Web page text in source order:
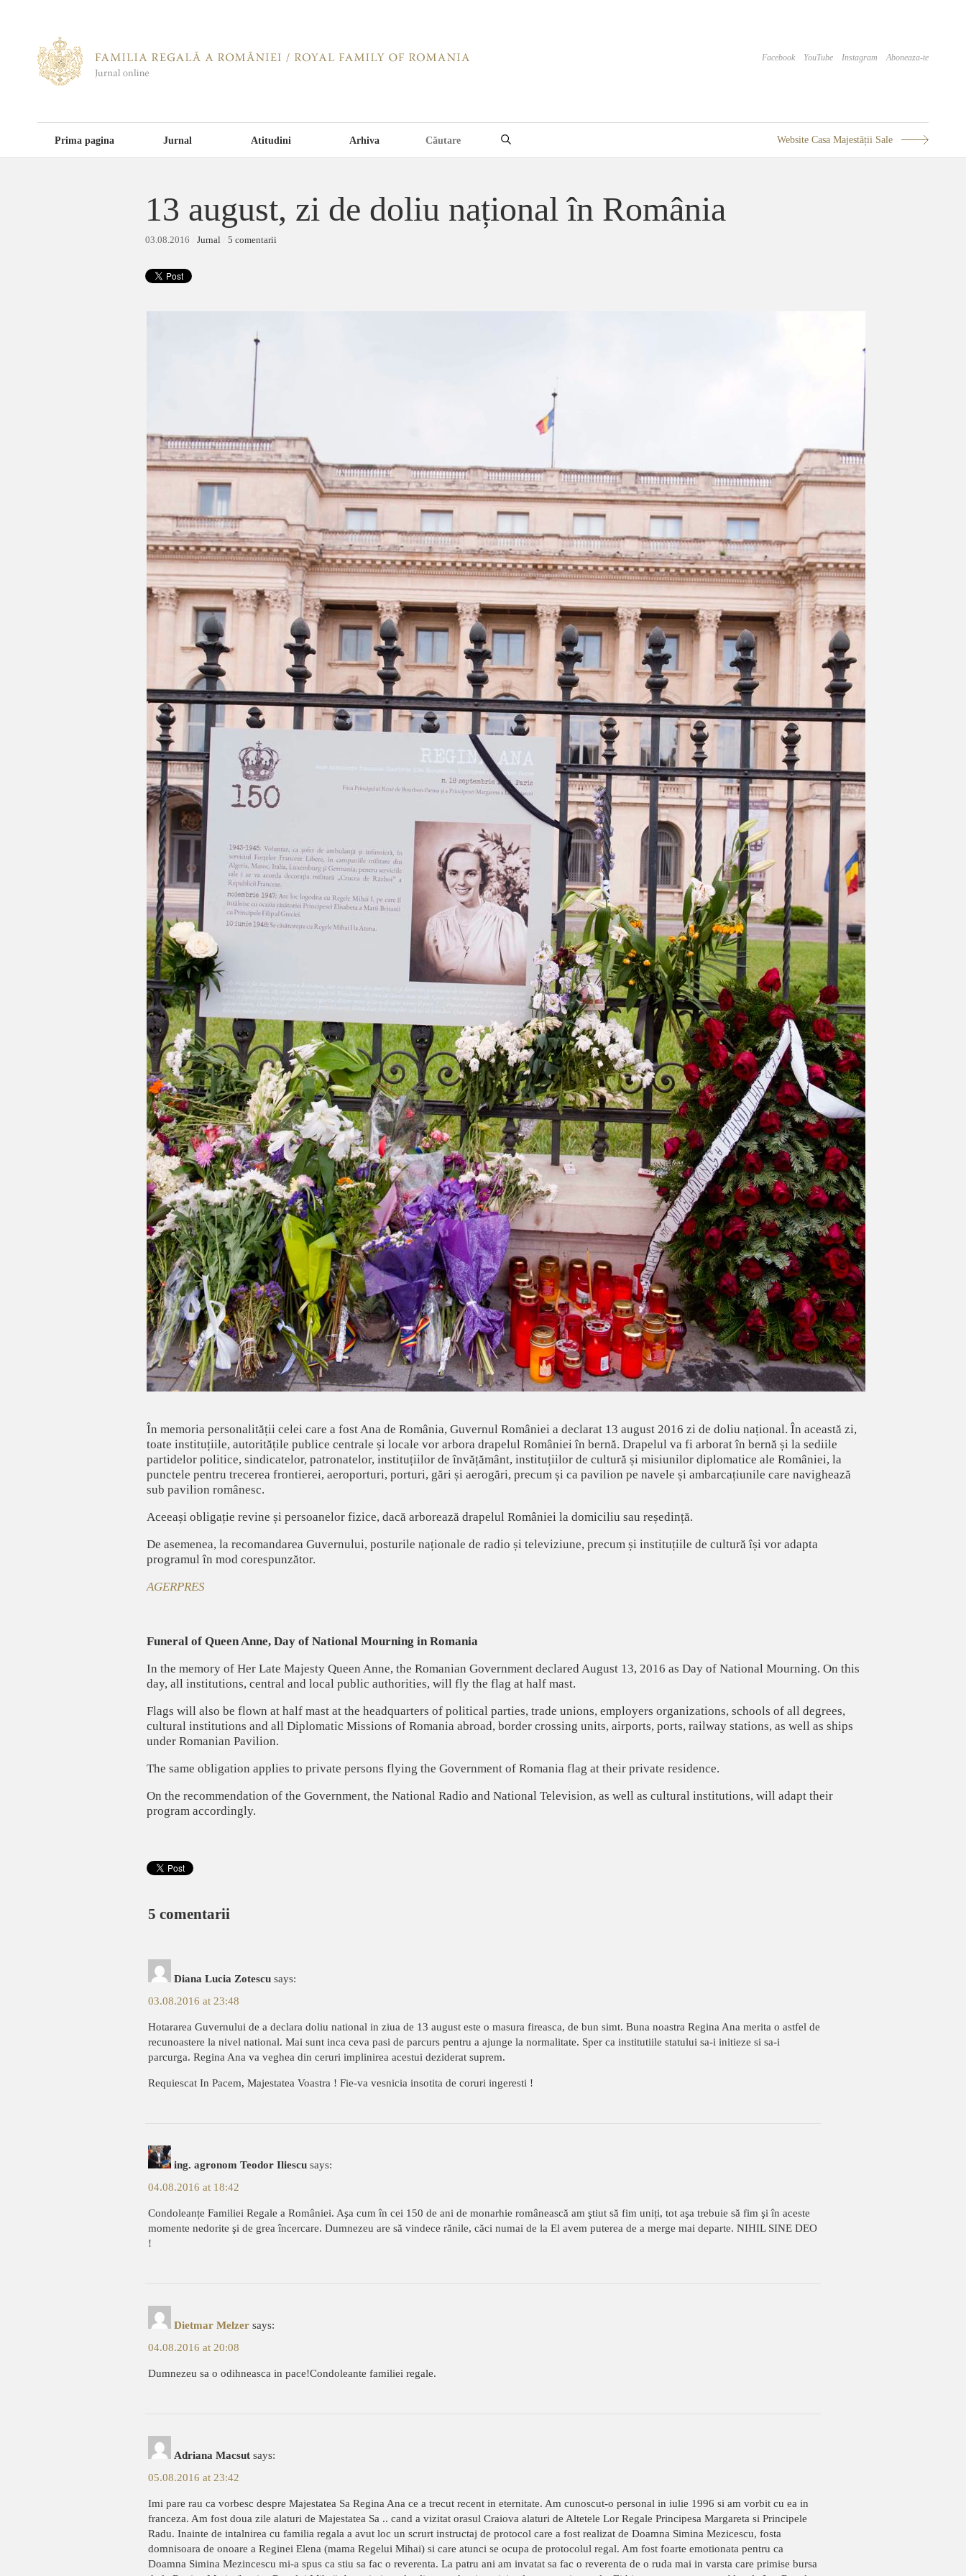
Facebook YouTube Instagram Aboneaza-te
Prima pagina Jurnal Atitudini Arhiva Website Casa Majestății Sale
13 august, zi de doliu național în România
03.08.2016 Jurnal 5 comentarii
În memoria personalității celei care a fost Ana de România, Guvernul României a declarat 13 august 2016 zi de doliu național. În această zi,
toate instituțiile, autoritățile publice centrale și locale vor arbora drapelul României în bernă. Drapelul va fi arborat în bernă și la sediile
partidelor politice, sindicatelor, patronatelor, instituțiilor de învățământ, instituțiilor de cultură și misiunilor diplomatice ale României, la
punctele pentru trecerea frontierei, aeroporturi, porturi, gări și aerogări, precum și ca pavilion pe navele și ambarcațiunile care navighează
sub pavilion românesc.
Aceeași obligație revine și persoanelor fizice, dacă arborează drapelul României la domiciliu sau reședință.
De asemenea, la recomandarea Guvernului, posturile naționale de radio și televiziune, precum și instituțiile de cultură își vor adapta
programul în mod corespunzător.
AGERPRES
Funeral of Queen Anne, Day of National Mourning in Romania
In the memory of Her Late Majesty Queen Anne, the Romanian Government declared August 13, 2016 as Day of National Mourning. On this
day, all institutions, central and local public authorities, will fly the flag at half mast.
Flags will also be flown at half mast at the headquarters of political parties, trade unions, employers organizations, schools of all degrees,
cultural institutions and all Diplomatic Missions of Romania abroad, border crossing units, airports, ports, railway stations, as well as ships
under Romanian Pavilion.
The same obligation applies to private persons flying the Government of Romania flag at their private residence.
On the recommendation of the Government, the National Radio and National Television, as well as cultural institutions, will adapt their
program accordingly.
5 comentarii
Diana Lucia Zotescu says:
03.08.2016 at 23:48
Hotararea Guvernului de a declara doliu national in ziua de 13 august este o masura fireasca, de bun simt. Buna noastra Regina Ana merita o astfel de
recunoastere la nivel national. Mai sunt inca ceva pasi de parcurs pentru a ajunge la normalitate. Sper ca institutiile statului sa-i initieze si sa-i
parcurga. Regina Ana va veghea din ceruri implinirea acestui deziderat suprem.
Requiescat In Pacem, Majestatea Voastra ! Fie-va vesnicia insotita de coruri ingeresti !
ing. agronom Teodor Iliescu says:
04.08.2016 at 18:42
Condoleanțe Familiei Regale a României. Aşa cum în cei 150 de ani de monarhie românească am ştiut să fim uniți, tot aşa trebuie să fim şi în aceste
momente nedorite şi de grea încercare. Dumnezeu are să vindece rănile, căci numai de la El avem puterea de a merge mai departe. NIHIL SINE DEO
!
Dietmar Melzer says:
04.08.2016 at 20:08
Dumnezeu sa o odihneasca in pace!Condoleante familiei regale.
Adriana Macsut says:
05.08.2016 at 23:42
Imi pare rau ca vorbesc despre Majestatea Sa Regina Ana ce a trecut recent in eternitate. Am cunoscut-o personal in iulie 1996 si am vorbit cu ea in
franceza. Am fost doua zile alaturi de Majestatea Sa .. cand a vizitat orasul Craiova alaturi de Altetele Lor Regale Principesa Margareta si Principele
Radu. Inainte de intalnirea cu familia regala a avut loc un scrurt instructaj de protocol care a fost realizat de Doamna Simina Mezicescu, fosta
domnisoara de onoare a Reginei Elena (mama Regelui Mihai) si care atunci se ocupa de protocolul regal. Am fost foarte emotionata pentru ca
Doamna Simina Mezincescu mi-a spus ca stiu sa fac o reverenta. La patru ani am invatat sa fac o reverenta de o ruda mai in varsta care primise bursa